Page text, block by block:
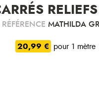
RÉFÉRENCE MATHILDA
20,99 € pour 1 mètre